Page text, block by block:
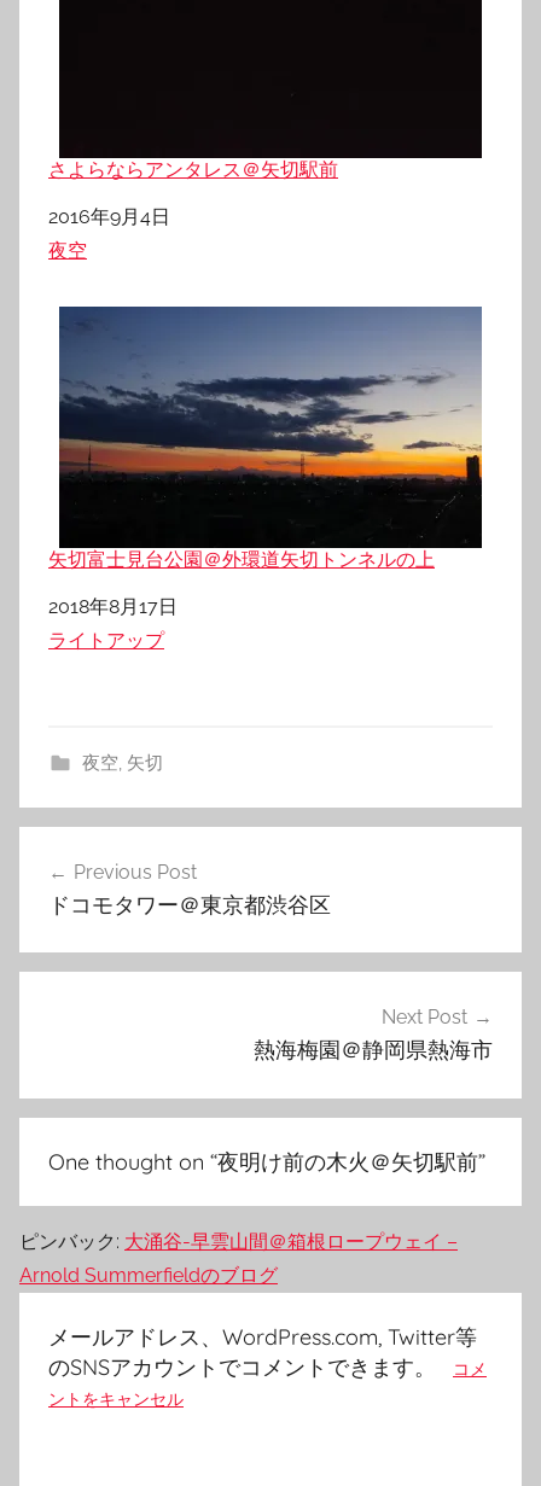
さよらならアンタレス＠矢切駅前
日付
2016年9月4日
関連理由
夜空
矢切富士見台公園＠外環道矢切トンネルの上
日付
2018年8月17日
関連理由
ライトアップ
夜空, 矢切
ビ
シ
ョ
Previous Post
ドコモタワー＠東京都渋谷区
Next Post
熱海梅園＠静岡県熱海市
One thought on “夜明け前の木火＠矢切駅前”
ピンバック: 大涌谷-早雲山間＠箱根ロープウェイ –
Arnold Summerfieldのブログ
メールアドレス、WordPress.com, Twitter等
のSNSアカウントでコメントできます。
コメ
ントをキャンセル